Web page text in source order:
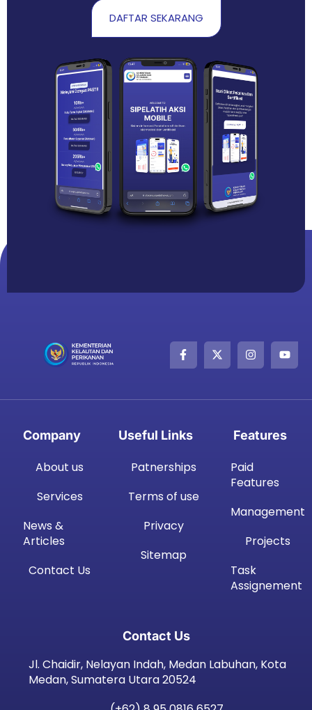
DAFTAR SEKARANG
Company
About us
Services
News &
Articles
Contact Us
Useful Links
Patnerships
Terms of use
Privacy
Sitemap
Features
Paid
Features
Management
Projects
Task
Assignement
Contact Us
Jl. Chaidir, Nelayan Indah, Medan Labuhan, Kota
Medan, Sumatera Utara 20524